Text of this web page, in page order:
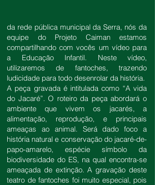
da rede pública municipal da Serra, nós da
equipe do Projeto Caiman estamos
compartilhando com vocês um vídeo para
a Educação Infantil. Neste vídeo,
utilizaremos de fantoches, trazendo
ludicidade para todo desenrolar da história.
A peça gravada é intitulada como “A vida
do Jacaré”. O roteiro da peça abordará o
ambiente que vivem os jacarés, a
alimentação, reprodução, e principais
ameaças ao animal. Será dado foco a
história natural e conservação do jacaré-de-
papo-amarelo, espécie símbolo da
biodiversidade do ES, na qual encontra-se
ameaçada de extinção. A gravação deste
teatro de fantoches foi muito especial, pois